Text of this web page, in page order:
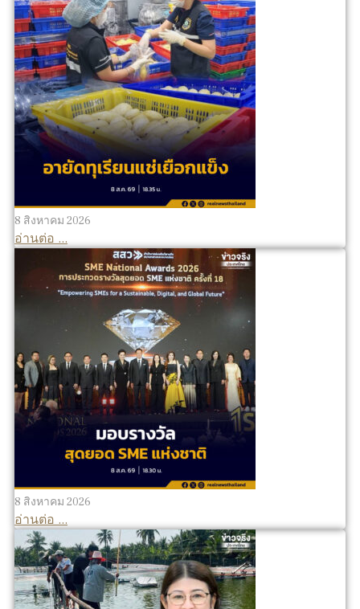
8 สิงหาคม 2026
อ่านต่อ ...
8 สิงหาคม 2026
อ่านต่อ ...